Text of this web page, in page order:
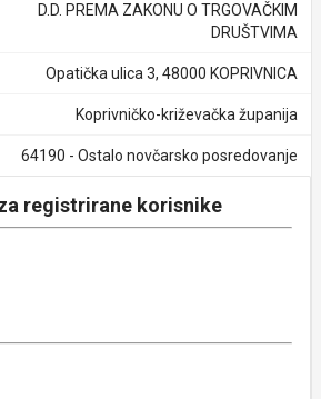
D.D. PREMA ZAKONU O TRGOVAČKIM
DRUŠTVIMA
Opatička ulica 3, 48000 KOPRIVNICA
Koprivničko-križevačka županija
64190 - Ostalo novčarsko posredovanje
registrirane korisnike